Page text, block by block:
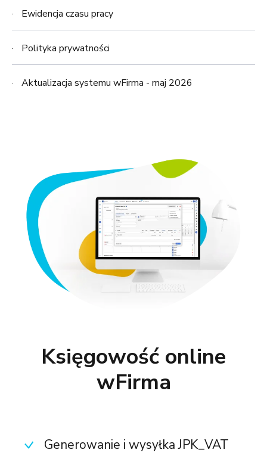
Ewidencja czasu pracy
Polityka prywatności
Aktualizacja systemu wFirma - maj 2026
Księgowość online
wFirma
Generowanie i wysyłka JPK_VAT